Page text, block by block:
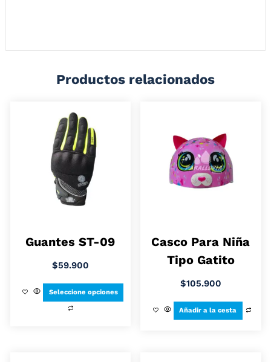
Productos relacionados
Guantes ST-09
$59.900
Seleccione opciones
Casco Para Niña
Tipo Gatito
$105.900
Añadir a la cesta